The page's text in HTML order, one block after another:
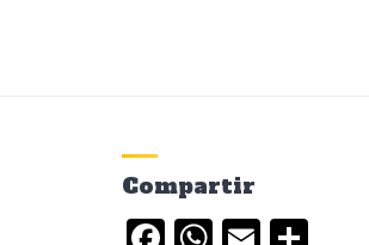
Compartir